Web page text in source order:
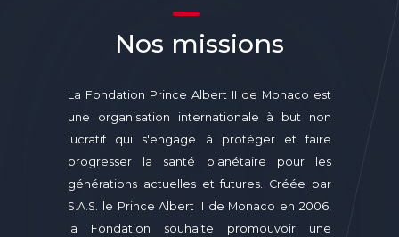
Nos missions
La Fondation Prince Albert II de Monaco est
une organisation internationale à but non
lucratif qui s'engage à protéger et faire
progresser la santé planétaire pour les
générations actuelles et futures. Créée par
S.A.S. le Prince Albert II de Monaco en 2006,
la Fondation souhaite promouvoir une